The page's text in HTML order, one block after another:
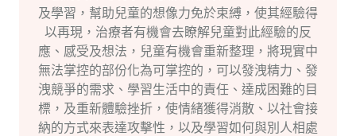
及學習，幫助兒童的想像力免於束縛，使其經驗得
以再現，治療者有機會去瞭解兒童對此經驗的反
應、感受及想法，兒童有機會重新整理，將現實中
無法掌控的部份化為可掌控的，可以發洩精力、發
洩競爭的需求、學習生活中的責任、達成困難的目
標，及重新體驗挫折，使情緒獲得消散、以社會接
納的方式來表達攻擊性，以及學習如何與別人相處